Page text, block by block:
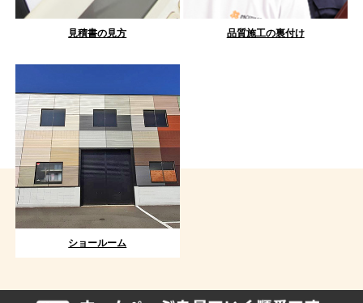
見積書の見方 品質施工の裏付け
ショールーム